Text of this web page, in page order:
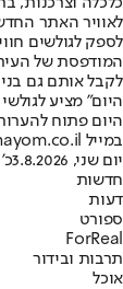
לאוויר האתר
לספק לגולשים
המודפסת של
לקבל אותם גם
היום" מציע
היום פתוח
במייל hayom@israelhayom.co.il.
יום שני, 3.8.2026
חדשות
דעות
ספורט
ForReal
תרבות ובידור
אוכל